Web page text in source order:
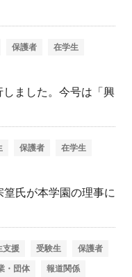
保護者 在学生
ました。今号は「興
保護者 在学生
氏が本学園の理事に
支援 受験生 保護者
・団体 報道関係